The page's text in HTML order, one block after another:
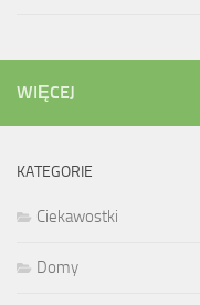
WIĘCEJ
KATEGORIE
Ciekawostki
Domy